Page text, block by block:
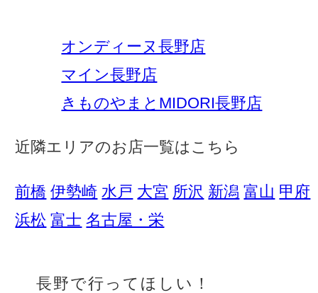
オンディーヌ長野店
マイン長野店
きものやまとMIDORI長野店
近隣エリアのお店一覧はこちら
前橋 伊勢崎 水戸 大宮 所沢 新潟 富山 甲府
浜松 富士 名古屋・栄
長野で行ってほしい！